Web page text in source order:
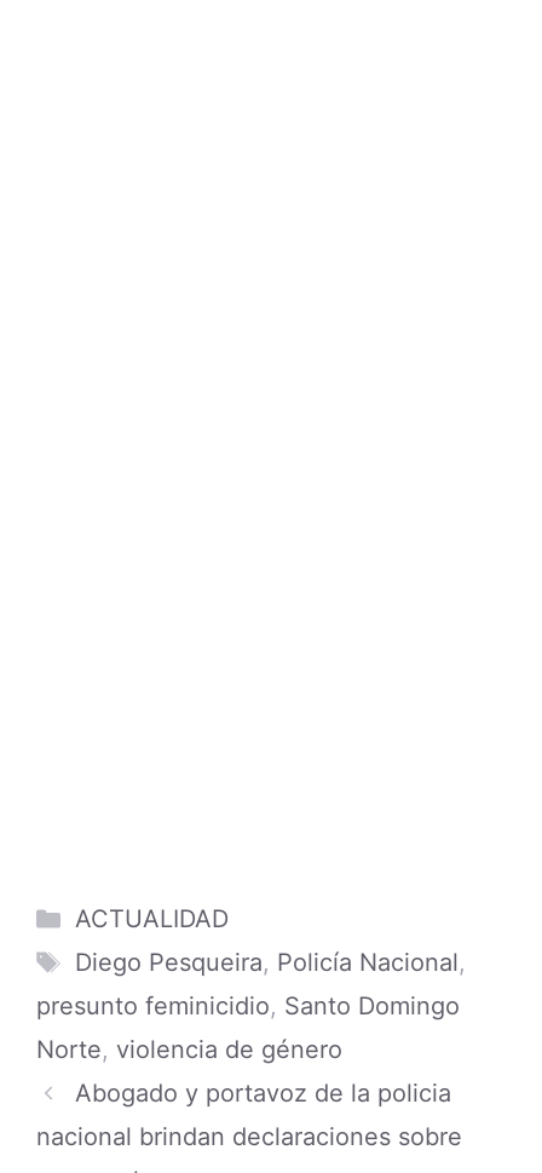
Categories
ACTUALIDAD
Tags
Diego Pesqueira, Policía Nacional,
presunto feminicidio, Santo Domingo
Norte, violencia de género
Abogado y portavoz de la policia
nacional brindan declaraciones sobre